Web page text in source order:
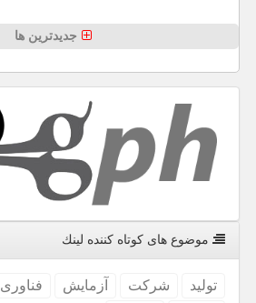
جدیدترین ها
موضوع های كوتاه كننده لینك
تولید شركت آزمایش فناوری